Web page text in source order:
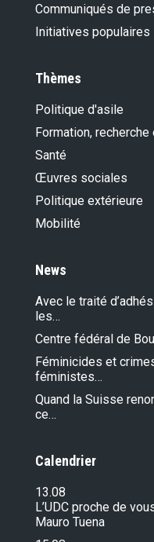
Communiqués de
Initiatives populaires
Thèmes
Politique d'asile
Formation,
Santé
Œuvres sociales
Politique extérieure
Mobilité
News
Avec le traité
les…
Centre fédéral de
Féminicides et
féministes…
Quand la Suisse
ce…
Calendrier
13.08
L’UDC proche de
Mauro Tuena